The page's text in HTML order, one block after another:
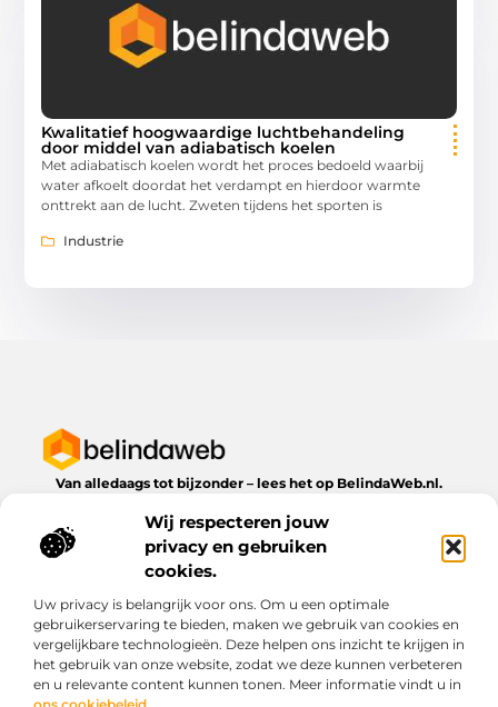
Wij respecteren jouw
privacy en gebruiken
cookies.
Uw privacy is belangrijk voor ons. Om u een optimale
gebruikerservaring te bieden, maken we gebruik van cookies en
vergelijkbare technologieën. Deze helpen ons inzicht te krijgen in
het gebruik van onze website, zodat we deze kunnen verbeteren
en u relevante content kunnen tonen. Meer informatie vindt u in
Kwalitatief hoogwaardige luchtbehandeling
door middel van adiabatisch koelen
Met adiabatisch koelen wordt het proces bedoeld waarbij
water afkoelt doordat het verdampt en hierdoor warmte
onttrekt aan de lucht. Zweten tijdens het sporten is
Industrie
Van alledaags tot bijzonder – lees het op BelindaWeb.nl.
dagelijks leven te bieden heeft.
Bericht categorie
Onze informatie